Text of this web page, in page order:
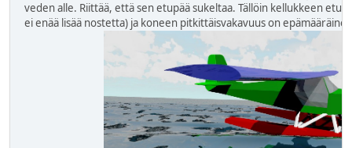
veden alle. Riittää, että sen etupää sukeltaa. Tällöin kellukkeen
ei enää lisää nostetta) ja koneen pitkittäisvakavuus on